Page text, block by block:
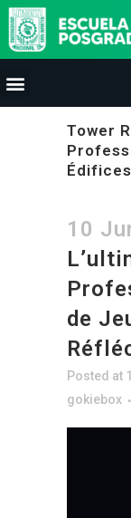
Tower
10
de
Posted at
gokiebox